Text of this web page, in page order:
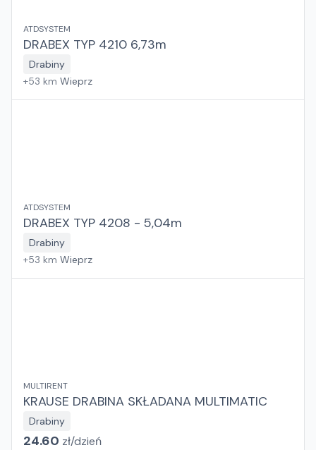
ATDSYSTEM
DRABEX TYP 4210 6,73m
Drabiny
+53 km Wieprz
ATDSYSTEM
DRABEX TYP 4208 - 5,04m
Drabiny
+53 km Wieprz
MULTIRENT
KRAUSE DRABINA SKŁADANA MULTIMATIC
Drabiny
24.60 zł/dzień